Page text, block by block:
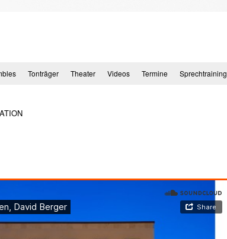
Tonträger Theater Videos Termine Sprechtraining